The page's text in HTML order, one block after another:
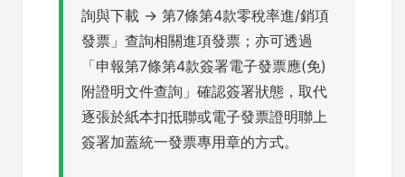
詢與下載 → 第7條第4款零稅率進/銷項
發票」查詢相關進項發票；亦可透過
「申報第7條第4款簽署電子發票應(免)
附證明文件查詢」確認簽署狀態，取代
逐張於紙本扣抵聯或電子發票證明聯上
簽署加蓋統一發票專用章的方式。